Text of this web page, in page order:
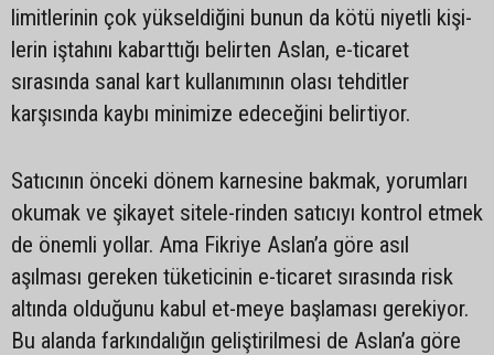
limitlerinin çok yükseldiğini bunun da kötü niyetli kişi-
lerin iştahını kabarttığı belirten Aslan, e-ticaret
sırasında sanal kart kullanımının olası tehditler
karşısında kaybı minimize edeceğini belirtiyor.
Satıcının önceki dönem karnesine bakmak, yorumları
okumak ve şikayet sitele-rinden satıcıyı kontrol etmek
de önemli yollar. Ama Fikriye Aslan’a göre asıl
aşılması gereken tüketicinin e-ticaret sırasında risk
altında olduğunu kabul et-meye başlaması gerekiyor.
Bu alanda farkındalığın geliştirilmesi de Aslan’a göre